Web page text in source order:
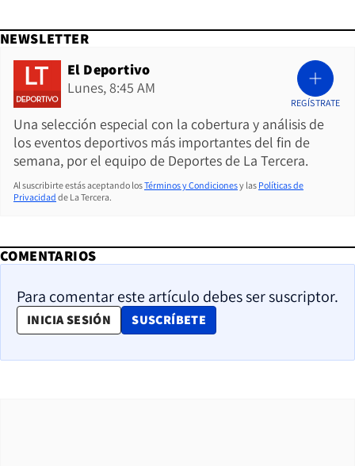
NEWSLETTER
El Deportivo
Lunes, 8:45 AM
Una selección especial con la cobertura y análisis de
los eventos deportivos más importantes del fin de
semana, por el equipo de Deportes de La Tercera.
REGÍSTRATE
Al suscribirte estás aceptando losTérminos y Condicionesy las Políticas de
Privacidad de La Tercera.
COMENTARIOS
Para comentar este artículo debes ser suscriptor.
INICIA SESIÓN SUSCRÍBETE
OPENS IN NEW WINDOW